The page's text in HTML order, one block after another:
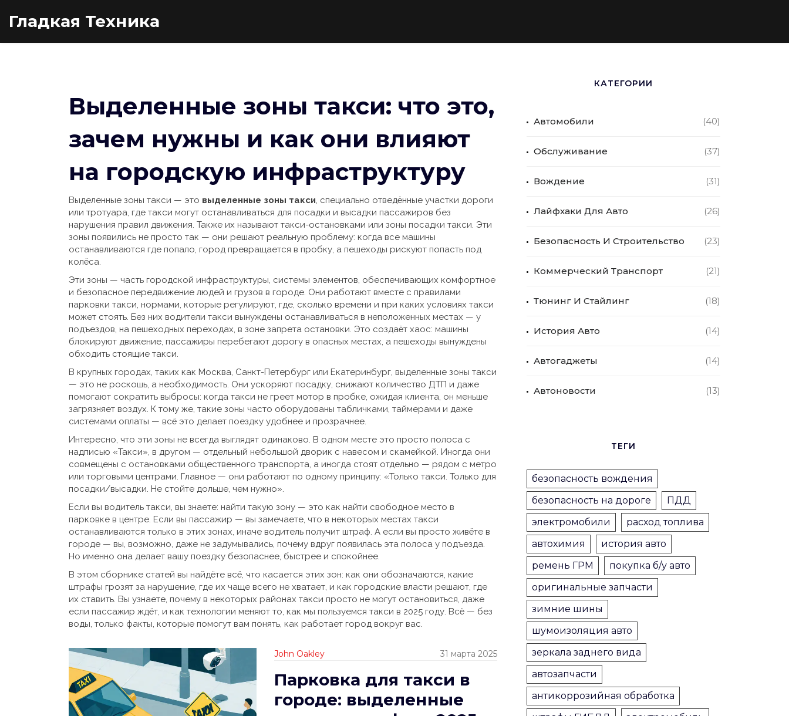
Гладкая Техника
Выделенные зоны такси: что это,
зачем нужны и как они влияют
на городскую инфраструктуру
Выделенные зоны такси — это выделенные зоны такси, специально отведённые участки дороги
или тротуара, где такси могут останавливаться для посадки и высадки пассажиров без
нарушения правил движения. Также их называют такси-остановками или зоны посадки такси. Эти
зоны появились не просто так — они решают реальную проблему: когда все машины
останавливаются где попало, город превращается в пробку, а пешеходы рискуют попасть под
колёса.
Эти зоны — часть городской инфраструктуры, системы элементов, обеспечивающих комфортное
и безопасное передвижение людей и грузов в городе. Они работают вместе с правилами
парковки такси, нормами, которые регулируют, где, сколько времени и при каких условиях такси
может стоять. Без них водители такси вынуждены останавливаться в неположенных местах — у
подъездов, на пешеходных переходах, в зоне запрета остановки. Это создаёт хаос: машины
блокируют движение, пассажиры перебегают дорогу в опасных местах, а пешеходы вынуждены
обходить стоящие такси.
В крупных городах, таких как Москва, Санкт-Петербург или Екатеринбург, выделенные зоны такси
— это не роскошь, а необходимость. Они ускоряют посадку, снижают количество ДТП и даже
помогают сократить выбросы: когда такси не греет мотор в пробке, ожидая клиента, он меньше
загрязняет воздух. К тому же, такие зоны часто оборудованы табличками, таймерами и даже
системами оплаты — всё это делает поездку удобнее и прозрачнее.
Интересно, что эти зоны не всегда выглядят одинаково. В одном месте это просто полоса с
надписью «Такси», в другом — отдельный небольшой дворик с навесом и скамейкой. Иногда они
совмещены с остановками общественного транспорта, а иногда стоят отдельно — рядом с метро
или торговыми центрами. Главное — они работают по одному принципу: «Только такси. Только для
посадки/высадки. Не стойте дольше, чем нужно».
Если вы водитель такси, вы знаете: найти такую зону — это как найти свободное место в
парковке в центре. Если вы пассажир — вы замечаете, что в некоторых местах такси
останавливаются только в этих зонах, иначе водитель получит штраф. А если вы просто живёте в
городе — вы, возможно, даже не задумывались, почему вдруг появилась эта полоса у подъезда.
Но именно она делает вашу поездку безопаснее, быстрее и спокойнее.
В этом сборнике статей вы найдёте всё, что касается этих зон: как они обозначаются, какие
штрафы грозят за нарушение, где их чаще всего не хватает, и как городские власти решают, где
их ставить. Вы узнаете, почему в некоторых районах такси просто не могут остановиться, даже
если пассажир ждёт, и как технологии меняют то, как мы пользуемся такси в 2025 году. Всё — без
воды, только факты, которые помогут вам понять, как работает город вокруг вас.
John Oakley 31 марта 2025
Парковка для такси в
городе: выделенные
КАТЕГОРИИ
Автомобили (40)
Обслуживание (37)
Вождение (31)
Лайфхаки Для Авто (26)
Безопасность И Строительство (23)
Коммерческий Транспорт (21)
Тюнинг И Стайлинг (18)
История Авто (14)
Автогаджеты (14)
Автоновости (13)
ТЕГИ
безопасность вождения
безопасность на дороге
ПДД
электромобили
расход топлива
автохимия
история авто
ремень ГРМ
покупка б/у авто
оригинальные запчасти
зимние шины
шумоизоляция авто
зеркала заднего вида
автозапчасти
антикоррозийная обработка